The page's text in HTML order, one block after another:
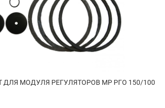
МОДУЛЯ РЕГУЛЯТОРОВ МР РГО 150/100